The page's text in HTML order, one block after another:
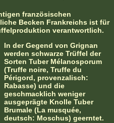
französischen
Becken Frankreichs ist für
verantwortlich.
In der Gegend von Grignan
werden schwarze Trüffel der
Sorten Tuber Mélanosporum
(Truffe noire, Truffe du
Périgord, provenzalisch:
Rabasse) und die
geschmacklich weniger
ausgeprägte Knolle Tuber
Brumale (La musquée,
deutsch: Moschus) geerntet.